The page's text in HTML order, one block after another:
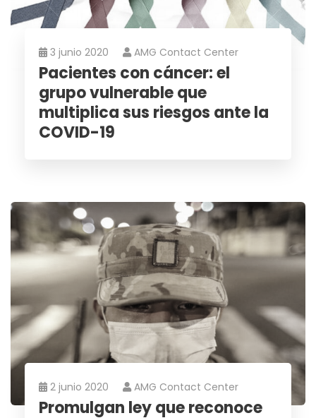
3 junio 2020 AMG Contact Center
Pacientes con cáncer: el
grupo vulnerable que
multiplica sus riesgos ante la
COVID-19
2 junio 2020 AMG Contact Center
Promulgan ley que reconoce